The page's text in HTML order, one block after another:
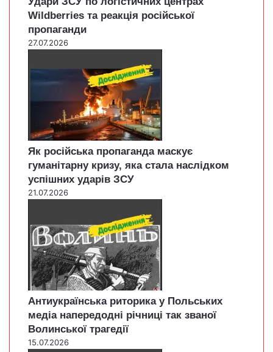
Wildberries та реакція російської
пропаганди
27.07.2026
Як російська пропаганда маскує
гуманітарну кризу, яка стала наслідком
успішних ударів ЗСУ
21.07.2026
Антиукраїнська риторика у Польських
медіа напередодні річниці так званої
Волинської трагедії
15.07.2026